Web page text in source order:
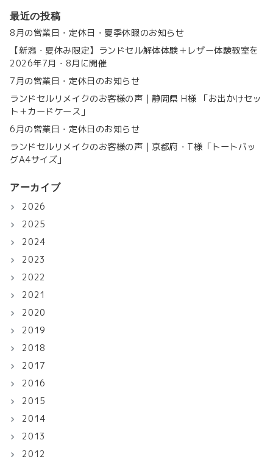
最近の投稿
8月の営業日・定休日・夏季休暇のお知らせ
【新潟・夏休み限定】ランドセル解体体験＋レザー体験教室を
2026年7月・8月に開催
7月の営業日・定休日のお知らせ
ランドセルリメイクのお客様の声｜静岡県 H様 「お出かけセッ
ト＋カードケース」
6月の営業日・定休日のお知らせ
ランドセルリメイクのお客様の声｜京都府・T様「トートバッ
グA4サイズ」
アーカイブ
2026
2025
2024
2023
2022
2021
2020
2019
2018
2017
2016
2015
2014
2013
2012